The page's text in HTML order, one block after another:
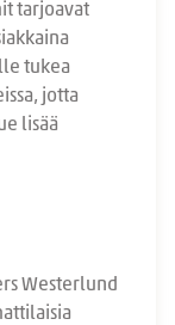
tarjoavat
tukea
jotta
lisää
Westerlund